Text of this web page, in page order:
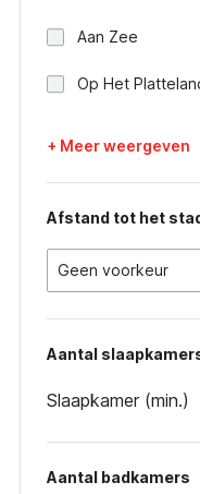
Aan Zee
Op Het
+ Meer weergeven
Afstand tot het
Geen voorkeur
Aantal
Slaapkamer (min.)
Aantal badkamers